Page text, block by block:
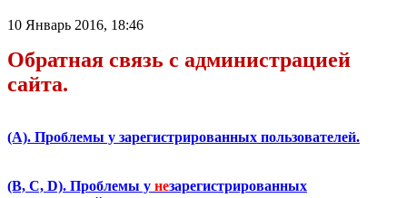
10 Январь 2016, 18:46
Обратная связь с администрацией
сайта.
(А). Проблемы у зарегистрированных пользователей.
(B, C, D). Проблемы у незарегистрированных